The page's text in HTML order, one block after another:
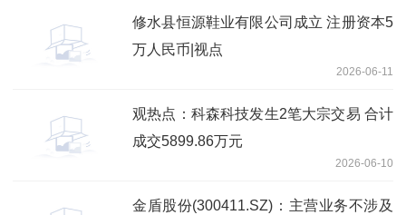
修水县恒源鞋业有限公司成立 注册资本5
万人民币|视点
2026-06-11
观热点：科森科技发生2笔大宗交易 合计
成交5899.86万元
2026-06-10
金盾股份(300411.SZ)：主营业务不涉及